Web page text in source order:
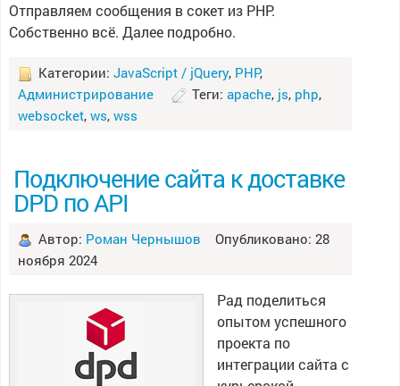
Отправляем сообщения в сокет из PHP.
Собственно всё. Далее подробно.
Категории: JavaScript / jQuery, PHP,
Администрирование
Теги: apache, js, php,
websocket, ws, wss
Подключение сайта к доставке
DPD по API
Автор: Роман Чернышов Опубликовано: 28
ноября 2024
Рад поделиться
опытом успешного
проекта по
интеграции сайта с